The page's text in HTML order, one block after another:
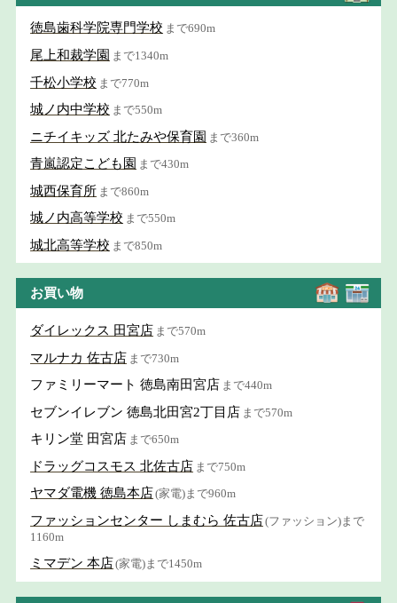
徳島歯科学院専門学校 まで690m
尾上和裁学園 まで1340m
千松小学校 まで770m
城ノ内中学校 まで550m
ニチイキッズ 北たみや保育園 まで360m
青嵐認定こども園 まで430m
城西保育所 まで860m
城ノ内高等学校 まで550m
城北高等学校 まで850m
お買い物
ダイレックス 田宮店 まで570m
マルナカ 佐古店 まで730m
ファミリーマート 徳島南田宮店 まで440m
セブンイレブン 徳島北田宮2丁目店 まで570m
キリン堂 田宮店 まで650m
ドラッグコスモス 北佐古店 まで750m
ヤマダ電機 徳島本店(家電)まで960m
ファッションセンター しまむら 佐古店(ファッション)まで
1160m
ミマデン 本店(家電)まで1450m